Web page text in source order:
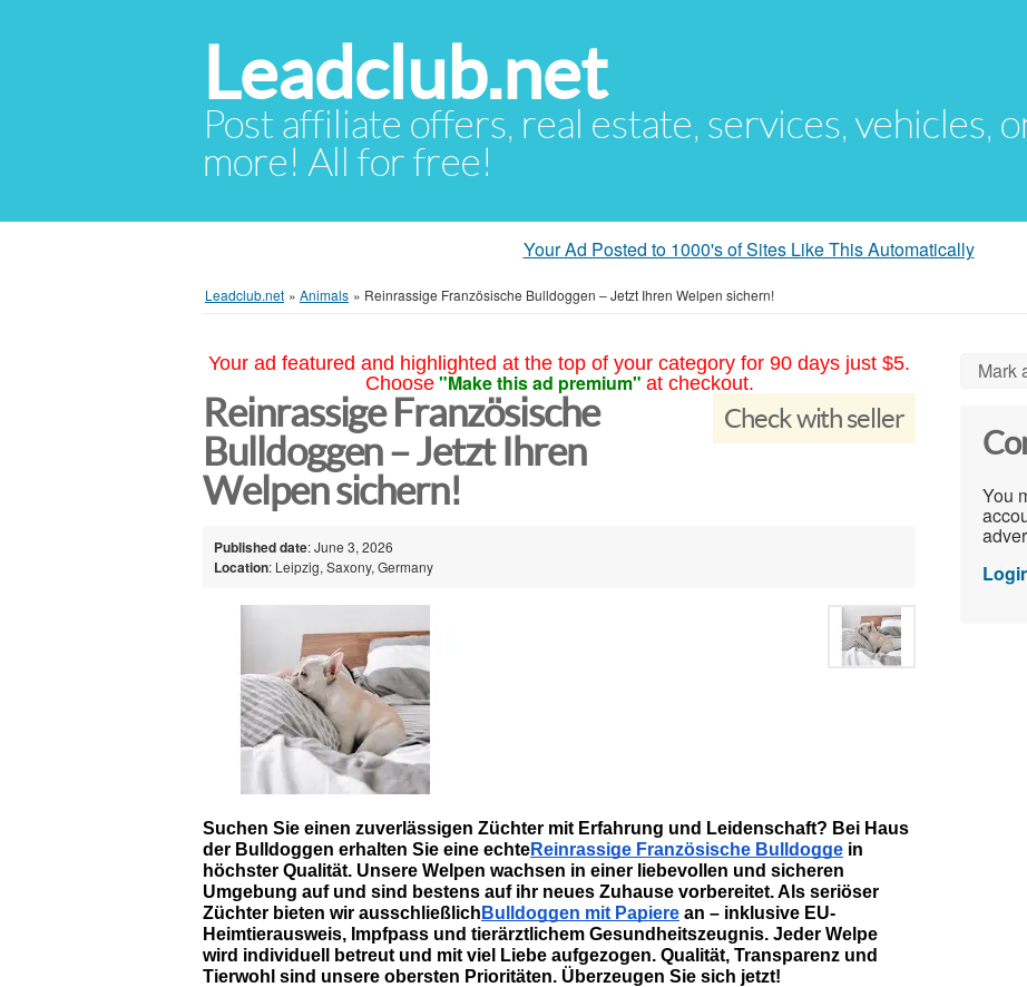
Leadclub.net
Post affiliate offers, real estate, services, vehicles,
more! All for free!
Your Ad Posted to 1000's of Sites Like This Automatically
Leadclub.net » Animals » Reinrassige Französische Bulldoggen – Jetzt Ihren Welpen sichern!
Your ad featured and highlighted at the top of your category for 90 days just $5.
Choose "Make this ad premium" at checkout.
Check with seller
Reinrassige Französische
Bulldoggen – Jetzt Ihren
Welpen sichern!
Published date: June 3, 2026
Location: Leipzig, Saxony, Germany
Suchen Sie einen zuverlässigen Züchter mit Erfahrung und Leidenschaft? Bei Haus
der Bulldoggen erhalten Sie eine echteReinrassige Französische Bulldogge in
höchster Qualität. Unsere Welpen wachsen in einer liebevollen und sicheren
Umgebung auf und sind bestens auf ihr neues Zuhause vorbereitet. Als seriöser
Züchter bieten wir ausschließlich Bulldoggen mit Papiere an – inklusive EU-
Heimtierausweis, Impfpass und tierärztlichem Gesundheitszeugnis. Jeder Welpe
wird individuell betreut und mit viel Liebe aufgezogen. Qualität, Transparenz und
Tierwohl sind unsere obersten Prioritäten. Überzeugen Sie sich jetzt!
Mark
You